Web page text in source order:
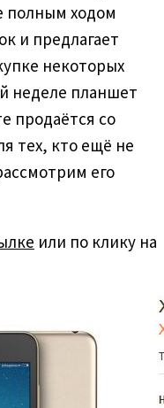
полным ходом
и предлагает
некоторых
неделе планшет
продаётся со
тех, кто ещё не
его
или по клику на